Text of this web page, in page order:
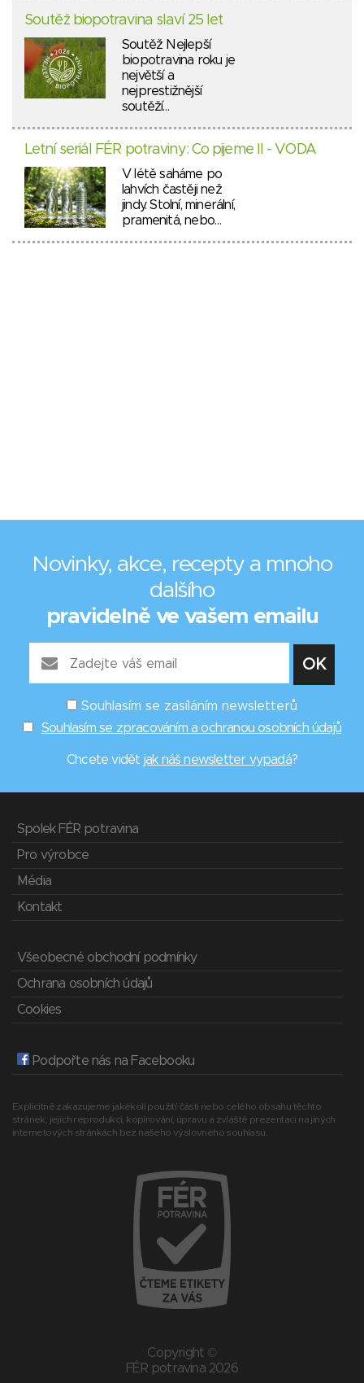
Soutěž biopotravina slaví 25 let
Soutěž Nejlepší
biopotravina roku je
největší a
nejprestižnější
soutěží…
Letní seriál FÉR potraviny: Co pijeme II - VODA
V létě saháme po
lahvích častěji než
jindy. Stolní, minerální,
pramenitá, nebo…
Novinky, akce, recepty a mnoho
dalšího
pravidelně ve vašem emailu
Souhlasím se zasíláním newsletterů
Souhlasím se zpracováním a ochranou osobních údajů
Chcete vidět jak náš newsletter vypadá?
Spolek FÉR potravina
Pro výrobce
Média
Kontakt
Všeobecné obchodní podmínky
Ochrana osobních údajů
Cookies
Podpořte nás na Facebooku
Explicitně zakazujeme jakékoli použití části nebo celého obsahu těchto
stránek, jejich reprodukci, kopírování, úpravu a zvláště prezentaci na jiných
internetových stránkách bez našeho výslovného souhlasu.
Copyright ©
FÉR potravina 2026